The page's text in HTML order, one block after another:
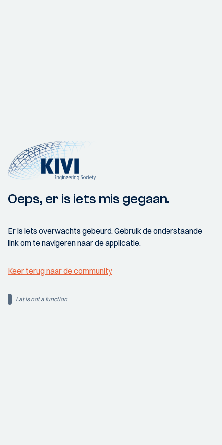
Oeps, er is iets mis gegaan.
Er is iets overwachts gebeurd. Gebruik de onderstaande
link om te navigeren naar de applicatie.
Keer terug naar de community
i.at is not a function